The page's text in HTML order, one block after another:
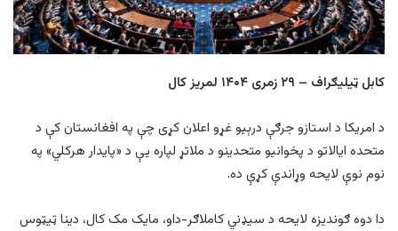
کابل ټيلیګراف – ۲۹ زمری ۱۴۰۴ لمریز کال
د امریکا د استازو جرګې درېیو غړو اعلان کړی چې په افغانستان کې د
متحده ایالاتو د پخوانیو متحدینو د ملاتړ لپاره یې د «پایدار هرکلي» په
نوم نوې لایحه وړاندې کړې ده.
دا دوه ګوندیزه لایحه د سیډني کاملاګر-داو، مایک مک کال، دینا ټیټوس